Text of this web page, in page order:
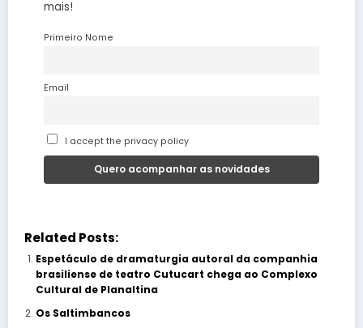
mais!
Primeiro Nome
Email
I accept the privacy policy
Related Posts:
Espetáculo de dramaturgia autoral da companhia
brasiliense de teatro Cutucart chega ao Complexo
Cultural de Planaltina
Os Saltimbancos